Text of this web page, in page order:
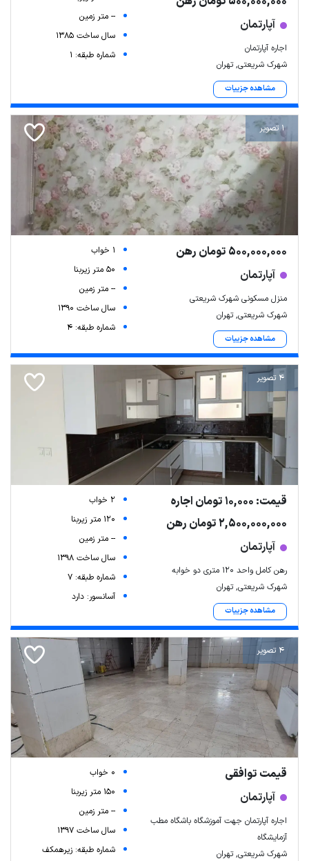
آپارتمان
اجاره آپارتمان
شهرک شریعتی, تهران
مشاهده جزییات
-- متر زمین
سال ساخت 1385
شماره طبقه: 1
1 تصویر
500,000,000 تومان رهن
آپارتمان
منزل مسکونی شهرک شریعتی
شهرک شریعتی, تهران
مشاهده جزییات
1 خواب
50 متر زیربنا
-- متر زمین
سال ساخت 1390
شماره طبقه: 4
4 تصویر
قیمت: 10,000 تومان اجاره
2,500,000,000 تومان رهن
آپارتمان
رهن کامل واحد ۱۲۰ متری دو خوابه
شهرک شریعتی, تهران
مشاهده جزییات
2 خواب
120 متر زیربنا
-- متر زمین
سال ساخت 1398
شماره طبقه: 7
آسانسور: دارد
4 تصویر
قیمت توافقی
آپارتمان
اجاره آپارتمان جهت آموزشگاه باشگاه مطب
آزمایشگاه
شهرک شریعتی, تهران
0 خواب
150 متر زیربنا
-- متر زمین
سال ساخت 1397
شماره طبقه: زیرهمکف